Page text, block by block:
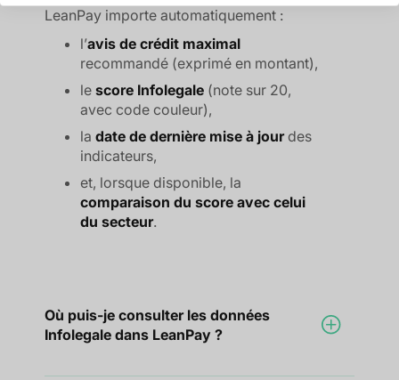
LeanPay importe automatiquement :
l’avis de crédit maximal
recommandé (exprimé en montant),
le score Infolegale (note sur 20,
avec code couleur),
la date de dernière mise à jourdes
indicateurs,
et, lorsque disponible, la
comparaison du score avec celui
du secteur.
Où puis-je consulter les données
Infolegale dans LeanPay ?